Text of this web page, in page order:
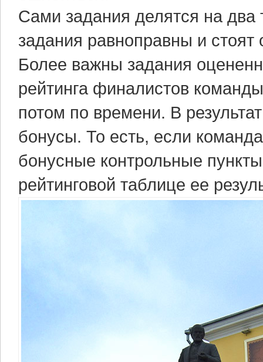
Сами задания делятся на два
задания равноправны и
Более важны задания
рейтинга финалистов
потом по времени. В
бонусы. То есть, если
бонусные контрольные
рейтинговой таблице ее